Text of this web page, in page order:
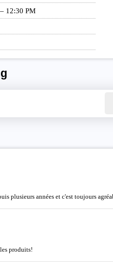
12:30 PM
plusieurs années et c'est toujours
produits!